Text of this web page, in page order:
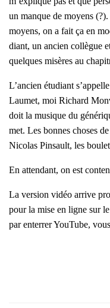
un manque de moyens
moyens, on a fait ça en
diant, un ancien col­lègue
quelques misères au
L’an­cien étu­diant
Lau­met, moi Richard
doit la musique du
met. Les bonnes choses
Nico­las Pin­sault, les
En atten­dant, on est
La ver­sion vidéo arrive
pour la mise en ligne sur
par enter­rer You­Tube,